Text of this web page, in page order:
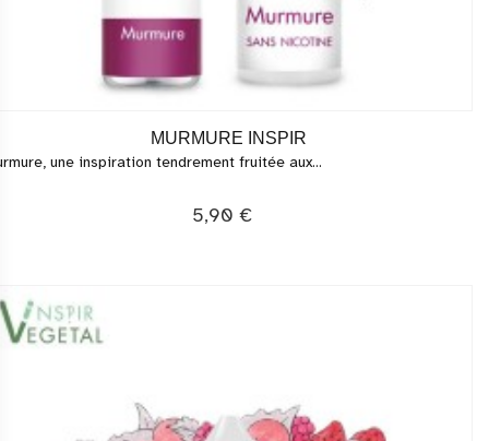
MURMURE INSPIR
une inspiration tendrement fruitée aux...
5,90 €